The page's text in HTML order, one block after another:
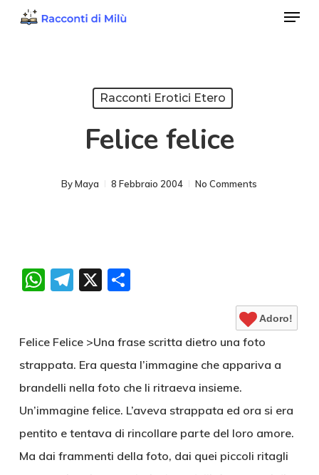
Menu
Racconti Erotici Etero
Felice felice
By Maya 8 Febbraio 2004 No Comments
WhatsApp
Telegram
X Condividi
Adoro!
Felice Felice >Una frase scritta dietro una foto
strappata. Era questa l’immagine che appariva a
brandelli nella foto che li ritraeva insieme.
Un’immagine felice. L’aveva strappata ed ora si era
pentito e tentava di rincollare parte del loro amore.
Ma dai frammenti della foto, dai quei piccoli ritagli